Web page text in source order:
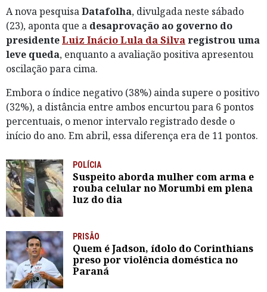
A nova pesquisaDatafolha, divulgada neste sábado
(23), aponta que a desaprovação ao governo do
presidenteLuiz Inácio Lula da Silvaregistrou uma
leve queda, enquanto a avaliação positiva apresentou
oscilação para cima.
Embora o índice negativo (38%) ainda supere o positivo
(32%), a distância entre ambos encurtou para 6 pontos
percentuais, o menor intervalo registrado desde o
início do ano. Em abril, essa diferença era de 11 pontos.
POLÍCIA
Suspeito aborda mulher com arma e
rouba celular no Morumbi em plena
luz do dia
PRISÃO
Quem é Jadson, ídolo do Corinthians
preso por violência doméstica no
Paraná